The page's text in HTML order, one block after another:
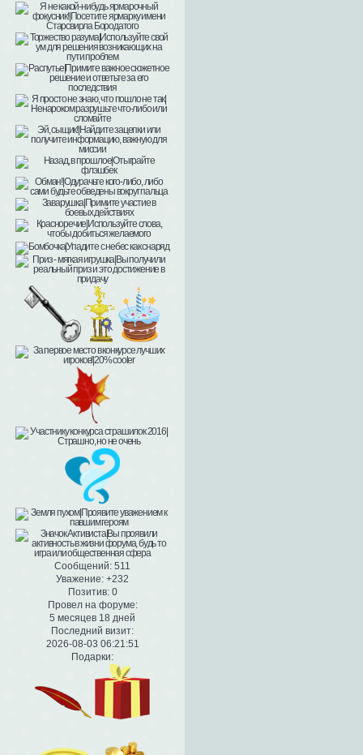
Сообщений: 511
Уважение: +232
Позитив: 0
Провел на форуме:
5 месяцев 18 дней
Последний визит:
2026-08-03 06:21:51
Подарки: